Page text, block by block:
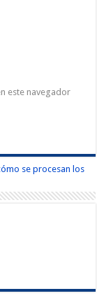
este navegador
se procesan los